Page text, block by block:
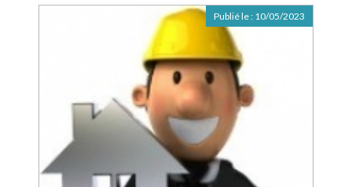
Publié le : 10/05/2023